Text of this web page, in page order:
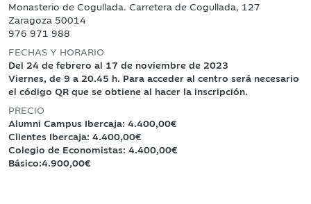
Monasterio de Cogullada. Carretera de Cogullada, 127
Zaragoza 50014
976 971 988
FECHAS Y HORARIO
Del 24 de febrero al 17 de noviembre de 2023
Viernes, de 9 a 20.45 h. Para acceder al centro será necesario
el código QR que se obtiene al hacer la inscripción.
PRECIO
Alumni Campus Ibercaja: 4.400,00€
Clientes Ibercaja: 4.400,00€
Colegio de Economistas: 4.400,00€
Básico:4.900,00€